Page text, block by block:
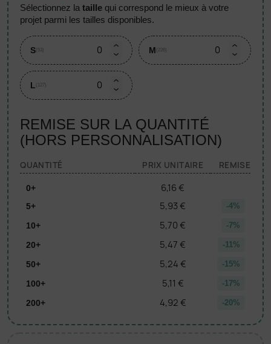
sélectionnez lataille qui correspond le mieux à votre
projet parmi les tailles disponibles.
S (53) M (226)
L (127)
REMISE SUR LA QUANTITÉ
(HORS PERSONNALISATION)
QUANTITÉ PRIX UNITAIRE REMISE
0+ 6,16 €
5+ 5,93 € -4%
10+ 5,70 € -7%
20+ 5,47 € -11%
50+ 5,24 € -15%
100+ 5,11 € -17%
200+ 4,92 € -20%